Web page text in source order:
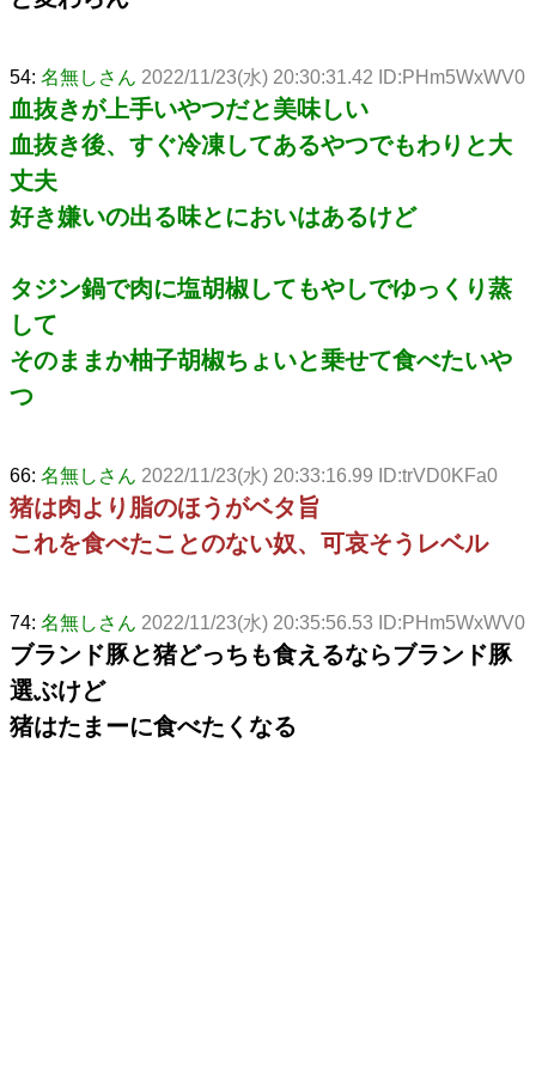
54: 名無しさん 2022/11/23(水) 20:30:31.42 ID:PHm5WxWV0
血抜きが上手いやつだと美味しい
血抜き後、すぐ冷凍してあるやつでもわりと大
丈夫
好き嫌いの出る味とにおいはあるけど
タジン鍋で肉に塩胡椒してもやしでゆっくり蒸
して
そのままか柚子胡椒ちょいと乗せて食べたいや
つ
66: 名無しさん 2022/11/23(水) 20:33:16.99 ID:trVD0KFa0
猪は肉より脂のほうがベタ旨
これを食べたことのない奴、可哀そうレベル
74: 名無しさん 2022/11/23(水) 20:35:56.53 ID:PHm5WxWV0
ブランド豚と猪どっちも食えるならブランド豚
選ぶけど
猪はたまーに食べたくなる